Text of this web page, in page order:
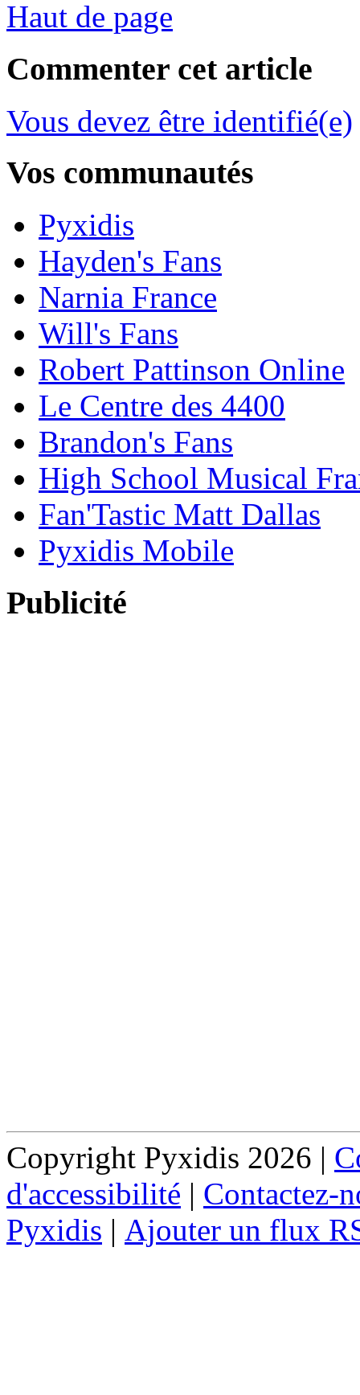
Haut de page
Commenter cet article
Vous devez être identifié(e)
Vos communautés
Pyxidis
Hayden's Fans
Narnia France
Will's Fans
Robert Pattinson Online
Le Centre des 4400
Brandon's Fans
High School Musical
Fan'Tastic Matt Dallas
Pyxidis Mobile
Publicité
Copyright Pyxidis 2026 |
d'accessibilité | Contactez-
Pyxidis | Ajouter un flux